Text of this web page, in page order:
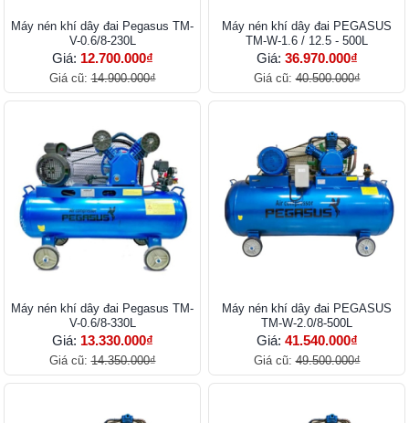
Máy nén khí dây đai Pegasus TM-
V-0.6/8-230L
Giá: 12.700.000₫
Giá cũ:14.900.000₫
Máy nén khí dây đai PEGASUS
TM-W-1.6 / 12.5 - 500L
Giá: 36.970.000₫
Giá cũ:40.500.000₫
Máy nén khí dây đai Pegasus TM-
V-0.6/8-330L
Giá: 13.330.000₫
Giá cũ:14.350.000₫
Máy nén khí dây đai PEGASUS
TM-W-2.0/8-500L
Giá: 41.540.000₫
Giá cũ:49.500.000₫